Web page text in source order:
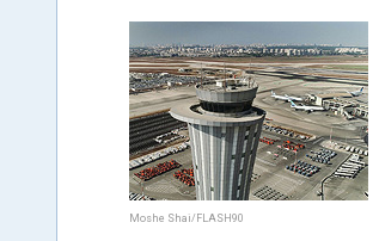
Moshe Shai/FLASH90